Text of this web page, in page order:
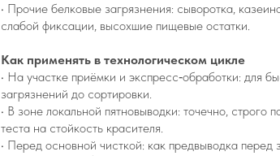
• Прочие белковые загрязнения: сыворотка,
слабой фиксации, высохшие пищевые остатки.
Как применять в технологическом цикле
• На участке приёмки и экспресс‑обработки: для
загрязнений до сортировки.
• В зоне локальной пятновыводки: точечно, строго
теста на стойкость красителя.
• Перед основной чисткой: как предвыводка